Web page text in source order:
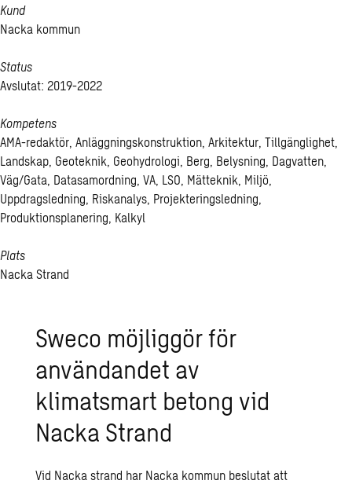
Kund
Nacka kommun
Status
Avslutat: 2019-2022
Kompetens
AMA-redaktör, Anläggningskonstruktion, Arkitektur, Tillgänglighet,
Landskap, Geoteknik, Geohydrologi, Berg, Belysning, Dagvatten,
Väg/Gata, Datasamordning, VA, LSO, Mätteknik, Miljö,
Uppdragsledning, Riskanalys, Projekteringsledning,
Produktionsplanering, Kalkyl
Plats
Nacka Strand
Sweco möjliggör för
användandet av
klimatsmart betong vid
Nacka Strand
Vid Nacka strand har Nacka kommun beslutat att